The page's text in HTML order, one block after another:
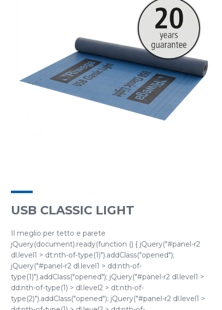
USB CLASSIC LIGHT
Il meglio per tetto e parete
jQuery(document).ready(function () { jQuery("#panel-r2
dl.level1 > dt:nth-of-type(1)").addClass("opened");
jQuery("#panel-r2 dl.level1 > dd:nth-of-
type(1)").addClass("opened"); jQuery("#panel-r2 dl.level1 >
dd:nth-of-type(1) > dl.level2 > dt:nth-of-
type(2)").addClass("opened"); jQuery("#panel-r2 dl.level1 >